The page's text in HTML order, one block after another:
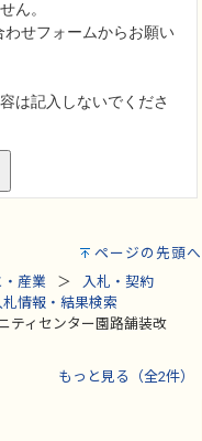
ページの先頭へ
・産業
入札・契約
札情報・結果検索
ティセンター園路舗装改
もっと見る（全2件）